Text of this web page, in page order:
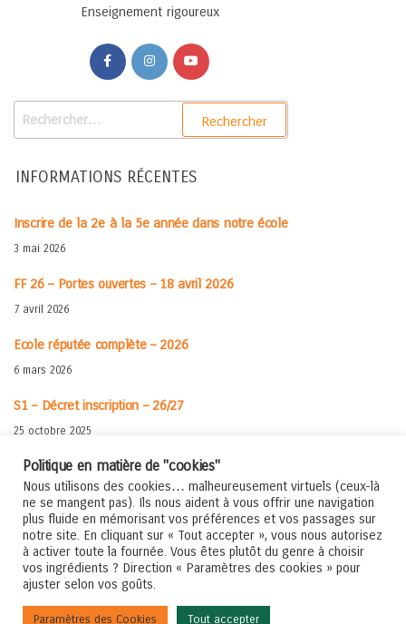
Enseignement rigoureux
INFORMATIONS RÉCENTES
Inscrire de la 2e à la 5e année dans notre école
3 mai 2026
FF 26 – Portes ouvertes – 18 avril 2026
7 avril 2026
Ecole réputée complète – 2026
6 mars 2026
S1 – Décret inscription – 26/27
25 octobre 2025
Rentrée en 1re – Matériel – 25-26
30 juillet 2025
Rentrée 2025-2026
5 juillet 2025
© 2020/26 - Institut de la Providence - Humanités
Politique en matière de "cookies"
Nous utilisons des cookies… malheureusement virtuels (ceux-là
ne se mangent pas). Ils nous aident à vous offrir une navigation
plus fluide en mémorisant vos préférences et vos passages sur
notre site. En cliquant sur « Tout accepter », vous nous autorisez
à activer toute la fournée. Vous êtes plutôt du genre à choisir
vos ingrédients ? Direction « Paramètres des cookies » pour
ajuster selon vos goûts.
Paramètres des Cookies Tout accepter